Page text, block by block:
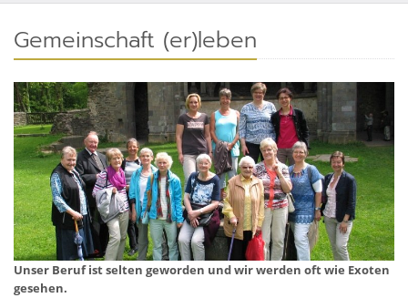
Gemeinschaft (er)leben
Unser Beruf ist selten geworden und wir werden oft wie Exoten
gesehen.